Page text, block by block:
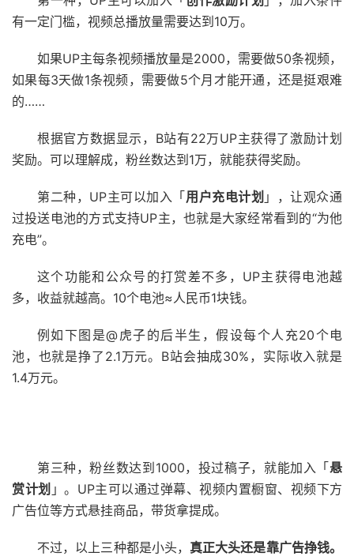
有一定门槛，视频总播放量需要达到10万。
如果UP主每条视频播放量是2000，需要做50条视频，
如果每3天做1条视频，需要做5个月才能开通，还是挺艰难
的……
根据官方数据显示，B站有22万UP主获得了激励计划
奖励。可以理解成，粉丝数达到1万，就能获得奖励。
第二种，UP主可以加入「 用户充电计划 」，让观众通
过投送电池的方式支持UP主，也就是大家经常看到的“为他
充电”。
这个功能和公众号的打赏差不多，UP主获得电池越
多，收益就越高。10个电池≈人民币1块钱。
例如下图是@虎子的后半生，假设每个人充20个电
池，也就是挣了2.1万元。B站会抽成30%，实际收入就是
1.4万元。
第三种，粉丝数达到1000，投过稿子，就能加入「 悬
赏计划 」。UP主可以通过弹幕、视频内置橱窗、视频下方
广告位等方式悬挂商品，带货拿提成。
不过，以上三种都是小头， 真正大头还是靠广告挣钱。